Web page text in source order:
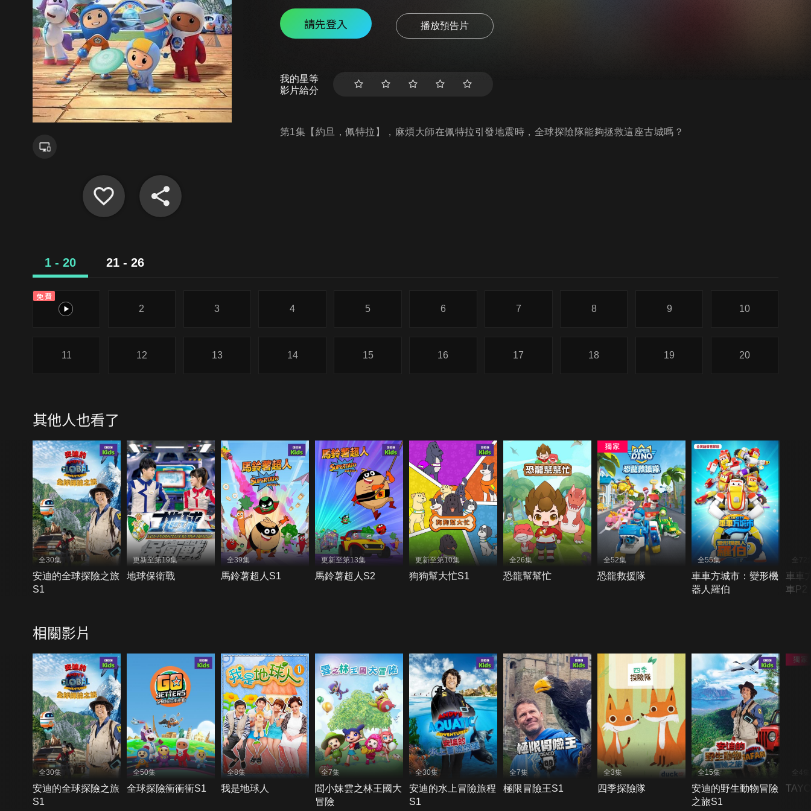
請先登入 播放預告片
我的星等
影片給分
第1集【約旦，佩特拉】，麻煩大師在佩特拉引發地震時，全球探險隊能夠拯救這座古城嗎？
1 - 20 21 - 26
免費
1
2 3 4 5 6 7 8 9 10
11 12 13 14 15 16 17 18 19 20
其他人也看了
全30集
安迪的全球探險之旅
S1
更新至第19集
地球保衛戰
全39集
馬鈴薯超人S1
更新至第13集
馬鈴薯超人S2
更新至第10集
狗狗幫大忙S1
全26集
恐龍幫幫忙
全52集
恐龍救援隊
全55集
車車方城市：變形機
器人羅伯
全72
車車
車P2
相關影片
全30集
安迪的全球探險之旅
S1
全50集
全球探險衝衝衝S1
全8集
我是地球人
全7集
閻小妹雲之林王國大
冒險
全30集
安迪的水上冒險旅程
S1
全7集
極限冒險王S1
全3集
四季探險隊
全15集
安迪的野生動物冒險
之旅S1
全4集